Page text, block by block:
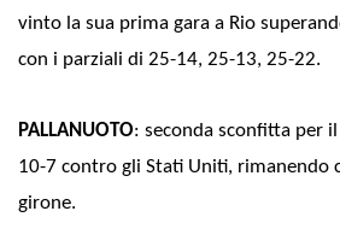
vinto la sua prima gara a Rio
con i parziali di 25-14, 25-13, 25-22.
PALLANUOTO: seconda sconfitta per
10-7 contro gli Stati Uniti, rimanendo
girone.